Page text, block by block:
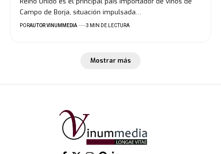
Campo de Borja, situación impulsada…
PORAUTOR VINUMMEDIA 3 MIN DE LECTURA
Mostrar más